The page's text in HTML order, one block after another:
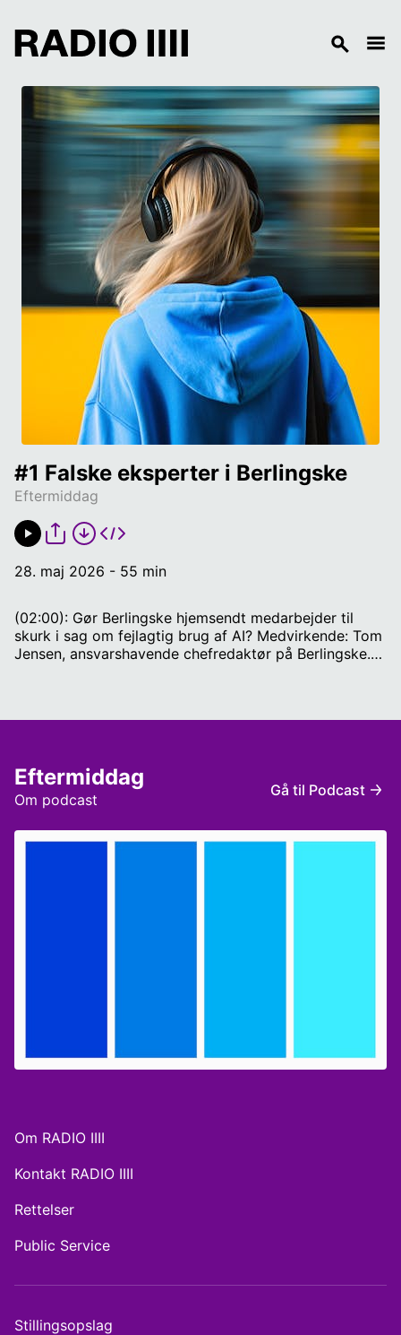
Eftermiddag
28. maj 2026 - 55 min
(02:00): Gør Berlingske hjemsendt medarbejder til
skurk i sag om fejlagtig brug af AI? Medvirkende: Tom
Jensen, ansvarshavende chefredaktør på Berlingske.
Seidelin, forsvars- og sikkerhedspolitisk
regler omkring vælgererklæringer "demokratiet til
grin"? Medvirkende: Pia Kjærsgaard, stifter af Dansk
Østdanmark for Dansk Folkeparti. (40:00): Hvem
Om podcast
Eftermiddag Gå til Podcast
Om RADIO IIII
Kontakt RADIO IIII
Rettelser
Public Service
Stillingsopslag